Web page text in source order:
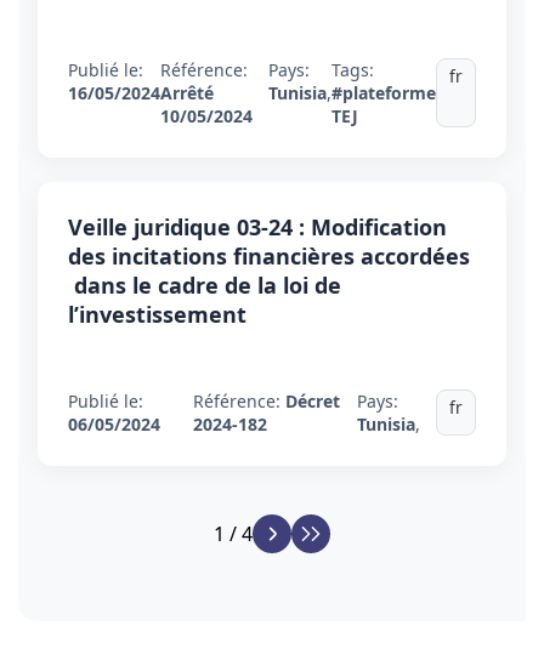
Publié le:
16/05/2024
Référence:
Arrêté
10/05/2024
Pays:
Tunisia,
Tags:
#plateforme
TEJ
fr
Veille juridique 03-24 : Modification
des incitations financières accordées
dans le cadre de la loi de
l’investissement
Publié le:
06/05/2024
Référence: Décret
2024-182
Pays:
Tunisia,
fr
1 / 4